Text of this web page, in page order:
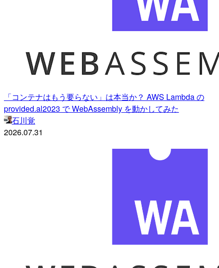
「コンテナはもう要らない」は本当か？ AWS Lambda の
provided.al2023 で WebAssembly を動かしてみた
石川覚
2026.07.31